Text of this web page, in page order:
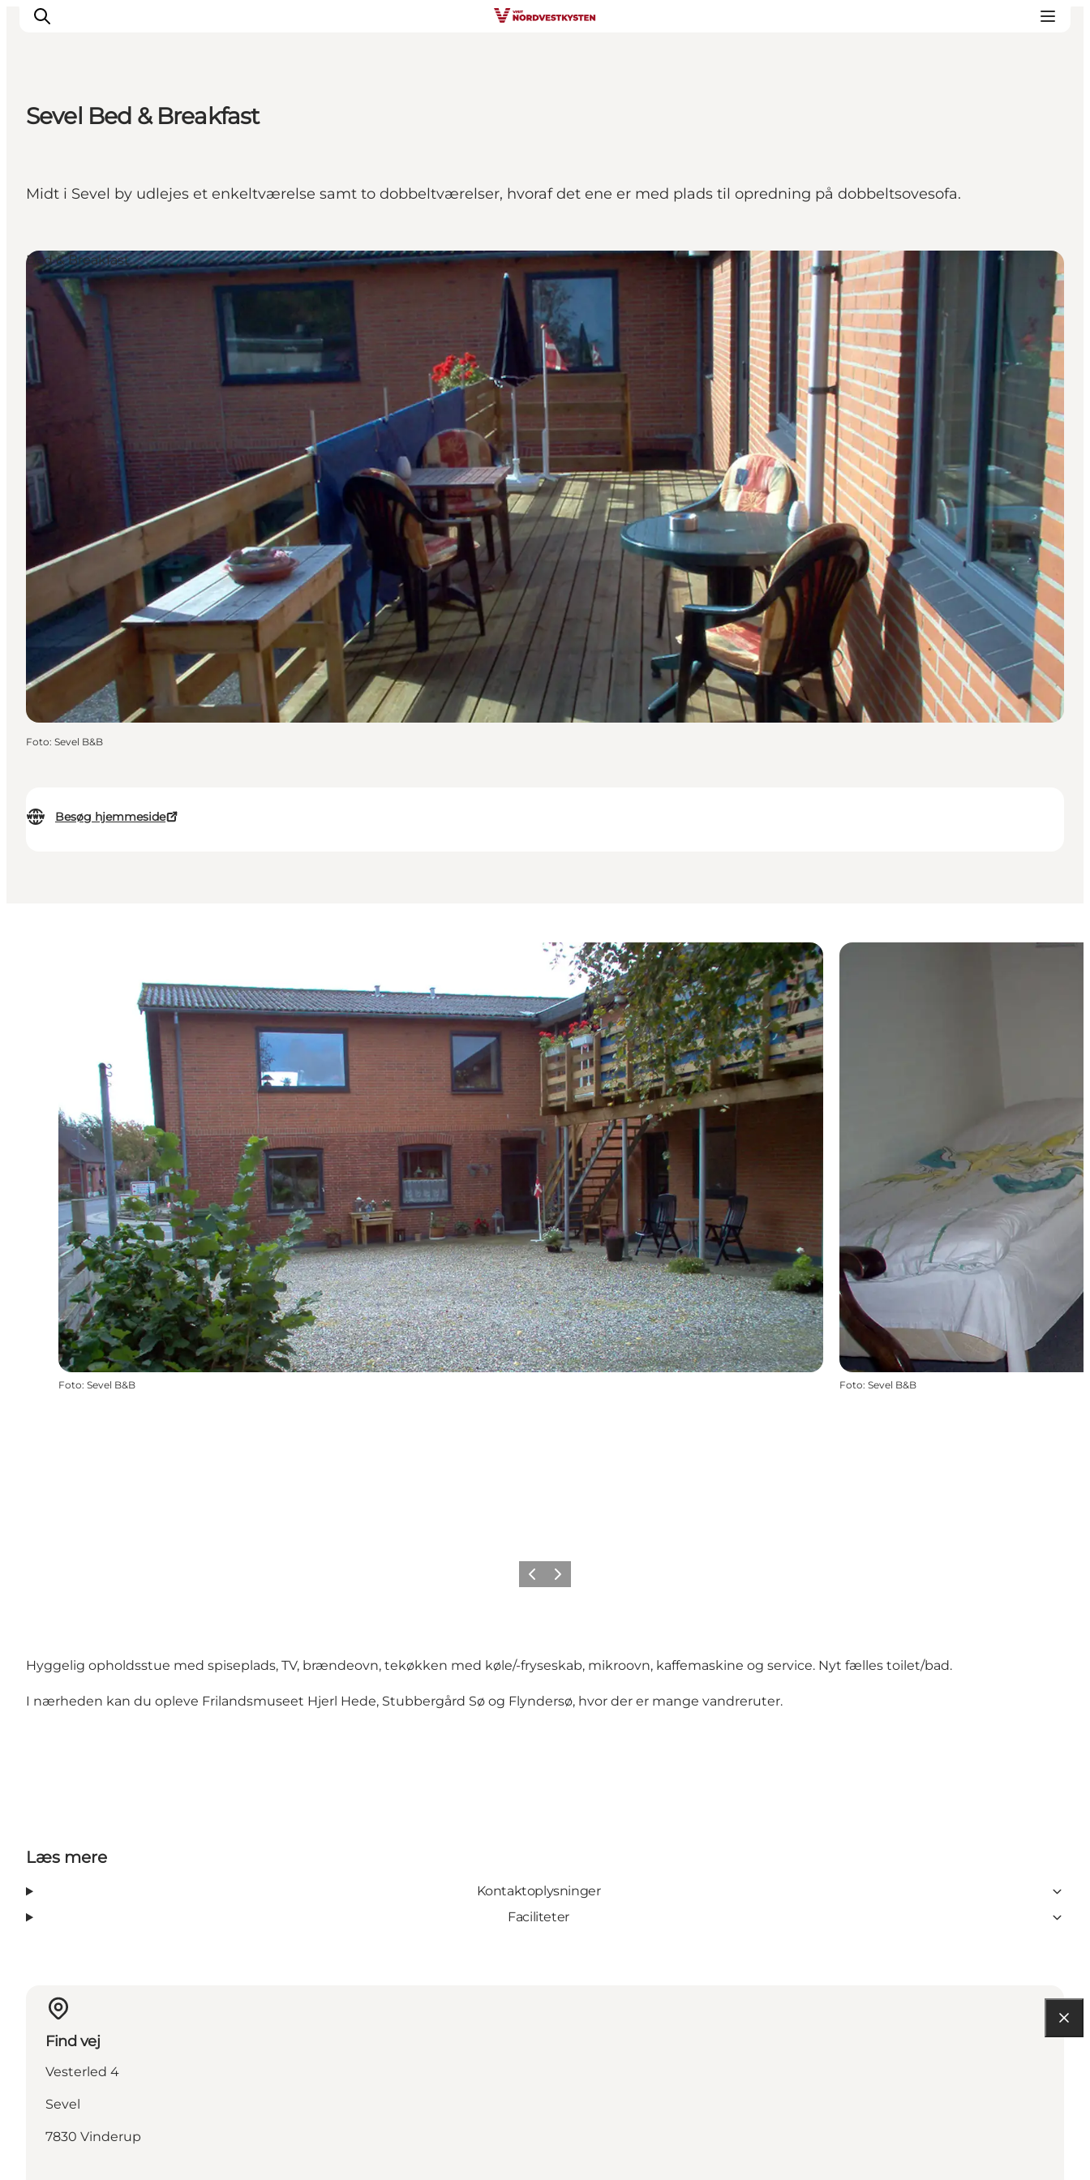
Handicapvenlig ferie
Planlæg din ferie
Sevel Bed & Breakfast
Midt i Sevel by udlejes et enkeltværelse samt to dobbeltværelser, hvoraf det ene er med plads til opredning på dobbeltsovesofa.
Besøg hjemmeside
Bed & Breakfast
Foto: Sevel B&B
Foto: Sevel B&B Foto: Sevel B&B
ForrigeNæste
Hyggelig opholdsstue med spiseplads, TV, brændeovn, tekøkken med køle/-fryseskab, mikroovn, kaffemaskine og service. Nyt fælles toilet/bad.
I nærheden kan du opleve Frilandsmuseet Hjerl Hede, Stubbergård Sø og Flyndersø, hvor der er mange vandreruter.
Læs mere
Kontaktoplysninger
Faciliteter
Find vej
Vesterled 4
Sevel
7830 Vinderup